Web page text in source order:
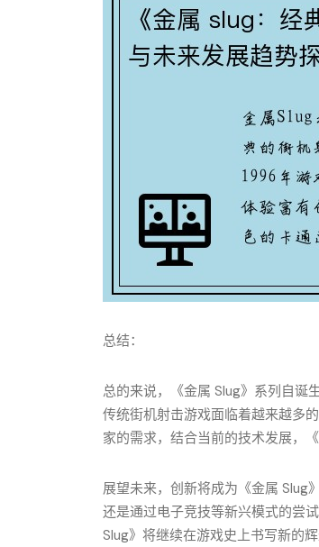
总结：
总的来说，《金属 Slug》系列自诞
传统街机射击游戏面临着越来越多
家的需求，结合当前的技术发展，
展望未来，创新将成为《金属 Slug
还是通过电子竞技等新兴模式的尝
Slug》将继续在游戏史上书写新的辉